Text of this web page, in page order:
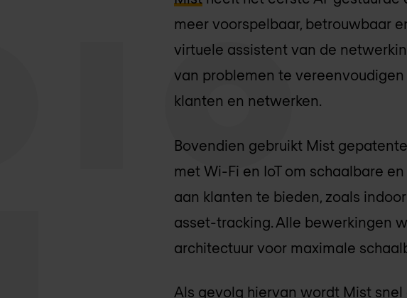
meer voorspelbaar, betrouwbaar
virtuele assistent van de
van problemen te
klanten en netwerken.
Bovendien gebruikt Mist
met Wi-Fi en IoT om schaalbare
aan klanten te bieden, zoals
asset-tracking. Alle bewerkingen
architectuur voor maximale
Als gevolg hiervan wordt Mist